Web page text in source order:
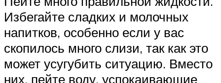
Избегайте сладких и молочных
напитков, особенно если у вас
скопилось много слизи, так как это
может усугубить ситуацию. Вместо
них, пейте воду, успокаивающие